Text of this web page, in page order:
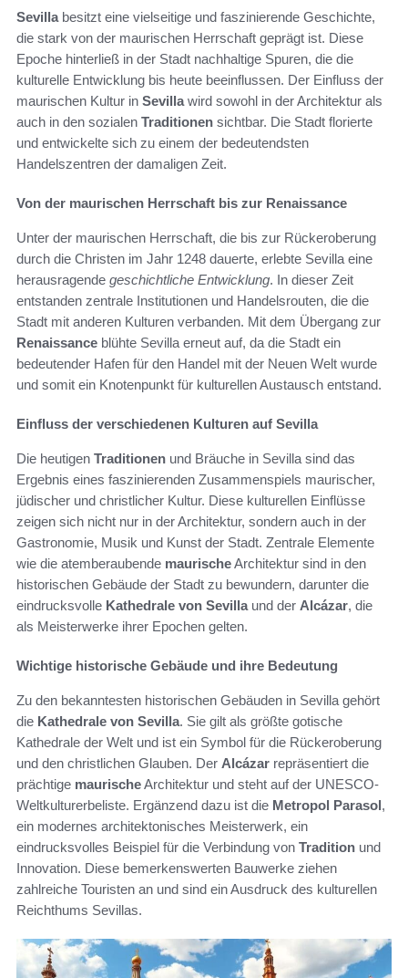
Sevillabesitzt eine vielseitige und faszinierende Geschichte,
die stark von der maurischen Herrschaft geprägt ist. Diese
Epoche hinterließ in der Stadt nachhaltige Spuren, die die
kulturelle Entwicklung bis heute beeinflussen. Der Einfluss der
maurischen Kultur in Sevillawird sowohl in der Architektur als
auch in den sozialen Traditionen sichtbar. Die Stadt florierte
und entwickelte sich zu einem der bedeutendsten
Handelszentren der damaligen Zeit.
Von der maurischen Herrschaft bis zur Renaissance
Unter der maurischen Herrschaft, die bis zur Rückeroberung
durch die Christen im Jahr 1248 dauerte, erlebte Sevilla eine
herausragende geschichtliche Entwicklung. In dieser Zeit
entstanden zentrale Institutionen und Handelsrouten, die die
Stadt mit anderen Kulturen verbanden. Mit dem Übergang zur
Renaissance blühte Sevilla erneut auf, da die Stadt ein
bedeutender Hafen für den Handel mit der Neuen Welt wurde
und somit ein Knotenpunkt für kulturellen Austausch entstand.
Einfluss der verschiedenen Kulturen auf Sevilla
Die heutigen Traditionen und Bräuche in Sevilla sind das
Ergebnis eines faszinierenden Zusammenspiels maurischer,
jüdischer und christlicher Kultur. Diese kulturellen Einflüsse
zeigen sich nicht nur in der Architektur, sondern auch in der
Gastronomie, Musik und Kunst der Stadt. Zentrale Elemente
wie die atemberaubende maurischeArchitektur sind in den
historischen Gebäude der Stadt zu bewundern, darunter die
eindrucksvolle Kathedrale von Sevillaund der Alcázar, die
als Meisterwerke ihrer Epochen gelten.
Wichtige historische Gebäude und ihre Bedeutung
Zu den bekanntesten historischen Gebäuden in Sevilla gehört
die Kathedrale von Sevilla. Sie gilt als größte gotische
Kathedrale der Welt und ist ein Symbol für die Rückeroberung
und den christlichen Glauben. Der Alcázar repräsentiert die
prächtige maurischeArchitektur und steht auf der UNESCO-
Weltkulturerbeliste. Ergänzend dazu ist die Metropol Parasol,
ein modernes architektonisches Meisterwerk, ein
eindrucksvolles Beispiel für die Verbindung von Tradition und
Innovation. Diese bemerkenswerten Bauwerke ziehen
zahlreiche Touristen an und sind ein Ausdruck des kulturellen
Reichthums Sevillas.